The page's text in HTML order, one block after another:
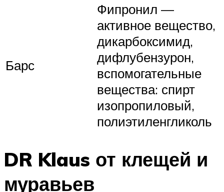
Барс
Фипронил —
активное вещество,
дикарбоксимид,
дифлубензурон,
вспомогательные
вещества: спирт
изопропиловый,
полиэтиленгликоль
DR Klaus от клещей и
муравьев